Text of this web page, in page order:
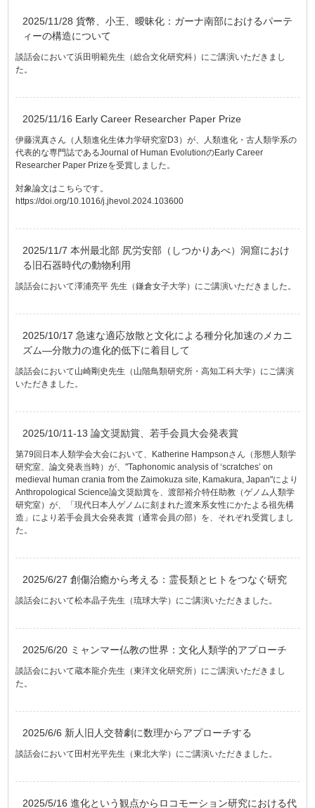
2025/11/28 貨幣、小王、曖昧化：ガーナ南部におけるパーテ
ィーの構造について
談話会において浜田明範先生（総合文化研究科）にご講演いただきまし
た。
2025/11/16 Early Career Researcher Paper Prize
伊藤滉真さん（人類進化生体力学研究室D3）が、人類進化・古人類学系の
代表的な専門誌であるJournal of Human EvolutionのEarly Career
Researcher Paper Prizeを受賞しました。
対象論文はこちらです。
https://doi.org/10.1016/j.jhevol.2024.103600
2025/11/7 本州最北部 尻労安部（しつかりあべ）洞窟におけ
る旧石器時代の動物利用
談話会において澤浦亮平 先生（鎌倉女子大学）にご講演いただきました。
2025/10/17 急速な適応放散と文化による種分化加速のメカニ
ズム―分散力の進化的低下に着目して
談話会において山崎剛史先生（山階鳥類研究所・高知工科大学）にご講演
いただきました。
2025/10/11-13 論文奨励賞、若手会員大会発表賞
第79回日本人類学会大会において、Katherine Hampsonさん（形態人類学
研究室、論文発表当時）が、"Taphonomic analysis of ‘scratches’ on
medieval human crania from the Zaimokuza site, Kamakura, Japan"により
Anthropological Science論文奨励賞を、渡部裕介特任助教（ゲノム人類学
研究室）が、「現代日本人ゲノムに刻まれた渡来系女性にかたよる祖先構
造」により若手会員大会発表賞（通常会員の部）を、それぞれ受賞しまし
た。
2025/6/27 創傷治癒から考える：霊長類とヒトをつなぐ研究
談話会において松本晶子先生（琉球大学）にご講演いただきました。
2025/6/20 ミャンマー仏教の世界：文化人類学的アプローチ
談話会において蔵本龍介先生（東洋文化研究所）にご講演いただきまし
た。
2025/6/6 新人旧人交替劇に数理からアプローチする
談話会において田村光平先生（東北大学）にご講演いただきました。
2025/5/16 進化という観点からロコモーション研究における代